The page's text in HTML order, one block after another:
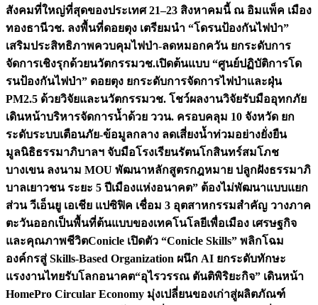
สังคมที่ใหญ่ที่สุดของประเทศ 21–23 สิงหาคมนี้ ณ อิมแพ็ค เมือง
ทองธานีวช. ลงพื้นที่ดอยตุง เตรียมนำ “โดรนป้องกันไฟป่า”
เสริมประสิทธิภาพควบคุมไฟป่า-ลดหมอกควัน ยกระดับการ
จัดการเชิงรุกด้วยนวัตกรรมวช.เปิดต้นแบบ “ศูนย์ปฏิบัติการโด
รนป้องกันไฟป่า” ดอยตุง ยกระดับการจัดการไฟป่าและฝุ่น
PM2.5 ด้วยวิจัยและนวัตกรรมวช. โชว์ผลงานวิจัยรับมืออุทกภัย
เดินหน้าบริหารจัดการน้ำด้วย ววน. ครอบคลุม 10 จังหวัด ยก
ระดับระบบเตือนภัย-ข้อมูลกลาง ลดเสี่ยงน้ำท่วมอย่างยั่งยืน
มูลนิธิธรรมาภิบาลฯ จับมือโรงเรียนรัตนโกสินทร์สมโภช
บางเขน ลงนาม MOU พัฒนาหลักสูตรกฎหมาย ปลูกฝังธรรมาภิ
บาลเยาวชน ระยะ 5 ปีเมืองแห่งอนาคต” ต้องไม่พัฒนาแบบแยก
ส่วน วีเอ็นยู เอเชีย แปซิฟิค เชื่อม 3 อุตสาหกรรมสำคัญ วางภาค
ตะวันออกเป็นพื้นที่ต้นแบบของเทคโนโลยีเพื่อเมือง เศรษฐกิจ
และคุณภาพชีวิตConicle เปิดตัว “Conicle Skills” พลิกโฉม
องค์กรสู่ Skills-Based Organization ผนึก AI ยกระดับทักษะ
แรงงานไทยรับโลกอนาคต“อุไรวรรณ ตันติพิริยะกิจ” เดินหน้า
HomePro Circular Economy มุ่งเปลี่ยนของเก่าสู่ผลิตภัณฑ์